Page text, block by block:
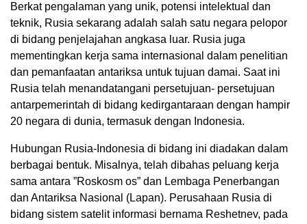
Berkat pengalaman yang unik, potensi intelektual dan
teknik, Rusia sekarang adalah salah satu negara pelopor
di bidang penjelajahan angkasa luar. Rusia juga
mementingkan kerja sama internasional dalam penelitian
dan pemanfaatan antariksa untuk tujuan damai. Saat ini
Rusia telah menandatangani persetujuan- persetujuan
antarpemerintah di bidang kedirgantaraan dengan hampir
20 negara di dunia, termasuk dengan Indonesia.
Hubungan Rusia-Indonesia di bidang ini diadakan dalam
berbagai bentuk. Misalnya, telah dibahas peluang kerja
sama antara ”Roskosm os” dan Lembaga Penerbangan
dan Antariksa Nasional (Lapan). Perusahaan Rusia di
bidang sistem satelit informasi bernama Reshetnev, pada